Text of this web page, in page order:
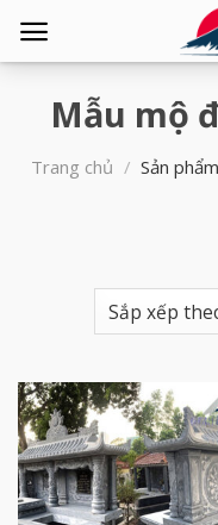
Mẫu mộ
Trang chủ / Sản